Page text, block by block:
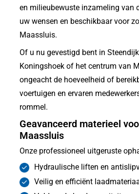
en milieubewuste inzameling van
uw wensen en beschikbaar voor
Maassluis.
Of u nu gevestigd bent in
Koningshoek of het centrum van
ongeacht de hoeveelheid of
voertuigen en ervaren
rommel.
Geavanceerd materieel
Maassluis
Onze professioneel uitgeruste
Hydraulische liften en
Veilig en efficiënt